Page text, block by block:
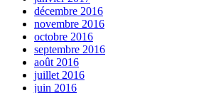
décembre 2016
novembre 2016
octobre 2016
septembre 2016
août 2016
juillet 2016
juin 2016